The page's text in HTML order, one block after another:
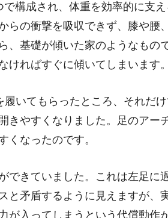
構成され、体重を効率的に支
らの衝撃を吸収できず、膝や腰
、基礎が傾いた家のようなもの
ければすぐに傾いてしまいます。
いてもらったところ、それだ
きやすくなりました。足のアー
くなったのです。
できていました。これは左足に
と矛盾するように見えますが、
が入ってしまうという代償動作